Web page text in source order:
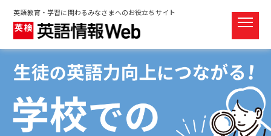
英語教育・学習に関わるみなさまへのお役立ちサイト